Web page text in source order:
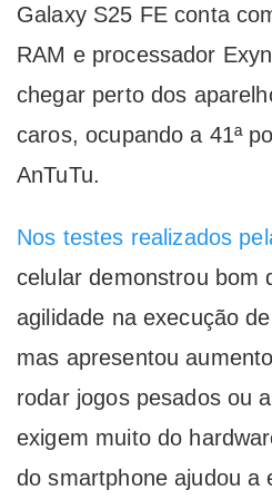
Galaxy S25 FE conta
RAM e processador
chegar perto dos
caros, ocupando a 41ª
AnTuTu.
Nos testes realizados
celular demonstrou bom
agilidade na execução
mas apresentou
rodar jogos pesados ou
exigem muito do
do smartphone ajudou a